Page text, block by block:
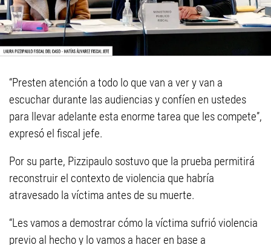
“Presten atención a todo lo que van a ver y van a
escuchar durante las audiencias y confíen en ustedes
para llevar adelante esta enorme tarea que les compete”,
expresó el fiscal jefe.
Por su parte, Pizzipaulo sostuvo que la prueba permitirá
reconstruir el contexto de violencia que habría
atravesado la víctima antes de su muerte.
“Les vamos a demostrar cómo la víctima sufrió violencia
previo al hecho y lo vamos a hacer en base a